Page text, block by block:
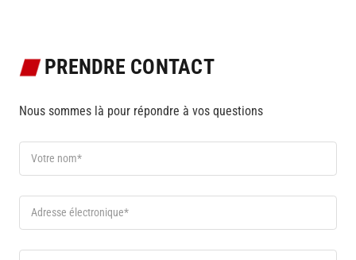
PRENDRE CONTACT
Nous sommes là pour répondre à vos questions